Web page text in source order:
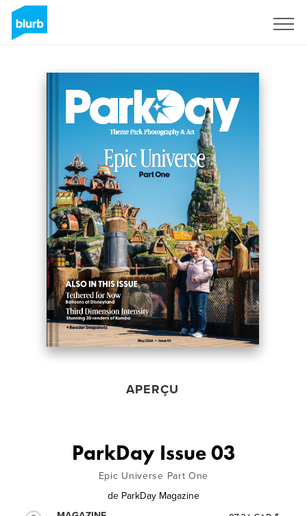
APERÇU
ParkDay Issue 03
Epic Universe Part One
de ParkDay Magazine